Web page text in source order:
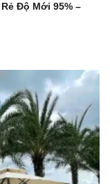
Độ Mới 95% –